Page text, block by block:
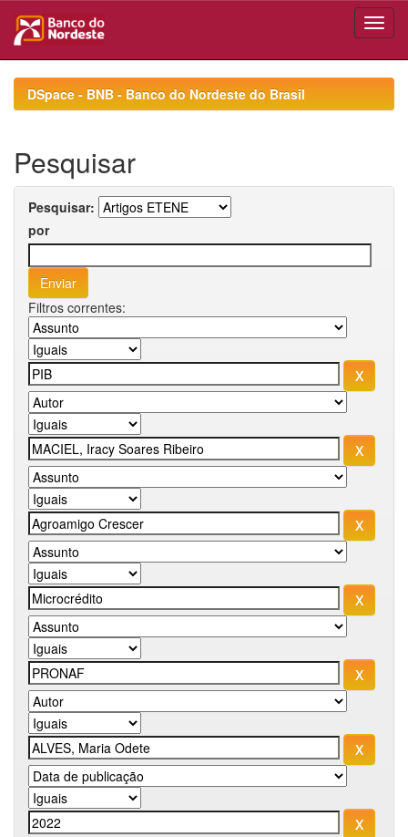
navigationDSpace - BNB - Banco do Nordeste do Brasil
Pesquisar
Pesquisar:
por
Filtros correntes: